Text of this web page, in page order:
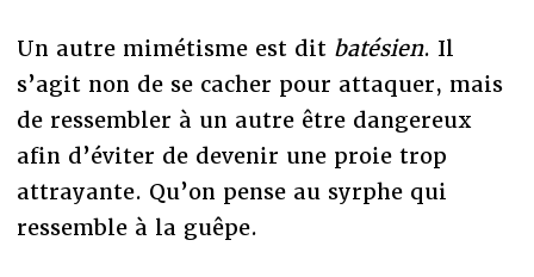
Un autre mimétisme est dit batésien. Il
s’agit non de se cacher pour attaquer, mais
de ressembler à un autre être dangereux
afin d’éviter de devenir une proie trop
attrayante. Qu’on pense au syrphe qui
ressemble à la guêpe.